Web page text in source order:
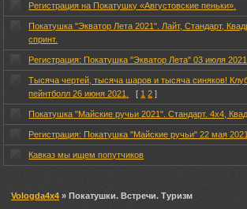
Регистрация на Покатушку «Августовские пеньки».
Покатушка "Экватор Лета 2021". Лайт, Стандарт,
спринт.
Регистрация: Покатушка "Экватор Лета" 03 июля 2021.
Тысяча чертей, тысяча шаров и тысяча синяков!
пейнтболл 26 июня 2021.
[ 1 2 ]
Покатушка "Майские ручьи 2021". Стандарт. 4х4,
Регистрация: Покатушка "Майские ручьи" 22 мая 2021.
Кавказ мы ищем попутчиков
Vologda4x4 » Покатушки. Встречи. Туризм